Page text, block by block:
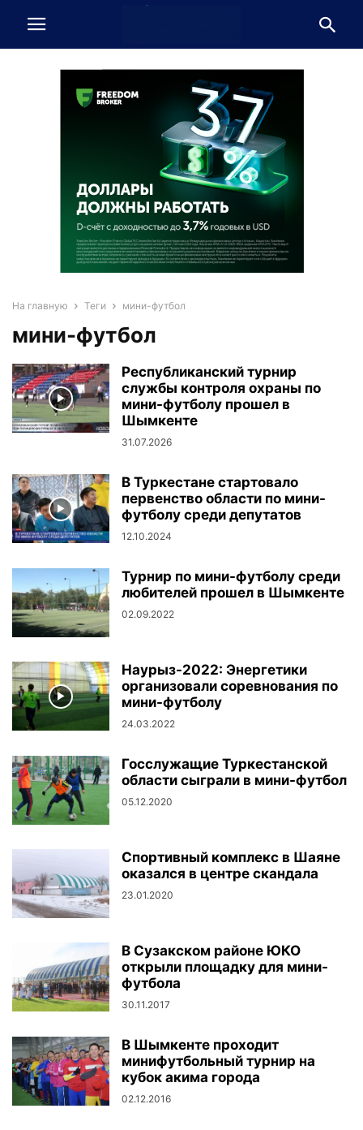
На главную Теги мини-футбол
мини-футбол
Республиканский турнир
службы контроля охраны по
мини-футболу прошел в
Шымкенте
31.07.2026
В Туркестане стартовало
первенство области по мини-
футболу среди депутатов
12.10.2024
Турнир по мини-футболу среди
любителей прошел в Шымкенте
02.09.2022
Наурыз-2022: Энергетики
организовали соревнования по
мини-футболу
24.03.2022
Госслужащие Туркестанской
области сыграли в мини-футбол
05.12.2020
Спортивный комплекс в Шаяне
оказался в центре скандала
23.01.2020
В Сузакском районе ЮКО
открыли площадку для мини-
футбола
30.11.2017
В Шымкенте проходит
минифутбольный турнир на
кубок акима города
02.12.2016